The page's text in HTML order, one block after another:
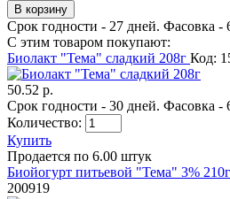
Срок годности - 27 дней. Фасовка -
С этим товаром покупают:
Биолакт "Тема" сладкий 208г Код:
50.52 р.
Срок годности - 30 дней. Фасовка -
Количество:
Купить
Продается по 6.00 штук
Биойогурт питьевой "Тема" 3%
200919